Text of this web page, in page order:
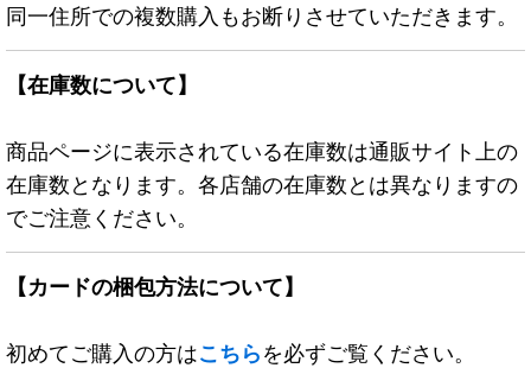
同一住所での複数購入もお断りさせていただきます。
【在庫数について】
商品ページに表示されている在庫数は通販サイト上の
在庫数となります。各店舗の在庫数とは異なりますの
でご注意ください。
【カードの梱包方法について】
初めてご購入の方はこちらを必ずご覧ください。